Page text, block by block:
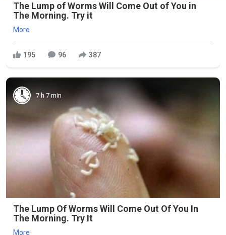
The Lump of Worms Will Come Out of You in
The Morning. Try it
More
195 96 387
7 h 7 min
The Lump Of Worms Will Come Out Of You In
The Morning. Try It
More